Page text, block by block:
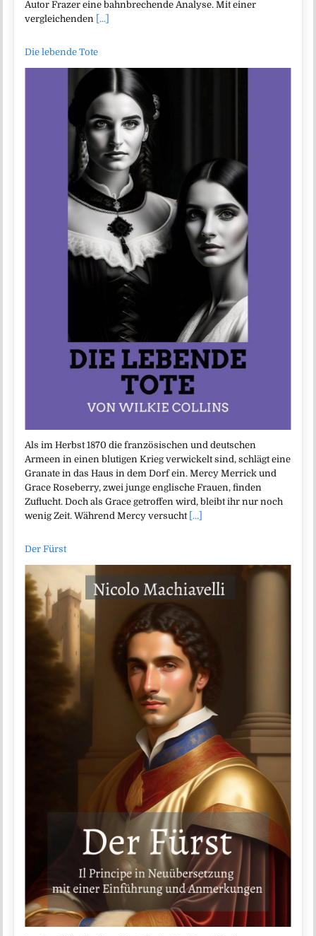
Autor Frazer eine bahnbrechende Analyse. Mit einer
vergleichenden [...]
Die lebende Tote
Als im Herbst 1870 die französischen und deutschen
Armeen in einen blutigen Krieg verwickelt sind, schlägt eine
Granate in das Haus in dem Dorf ein. Mercy Merrick und
Grace Roseberry, zwei junge englische Frauen, finden
Zuflucht. Doch als Grace getroffen wird, bleibt ihr nur noch
wenig Zeit. Während Mercy versucht [...]
Der Fürst